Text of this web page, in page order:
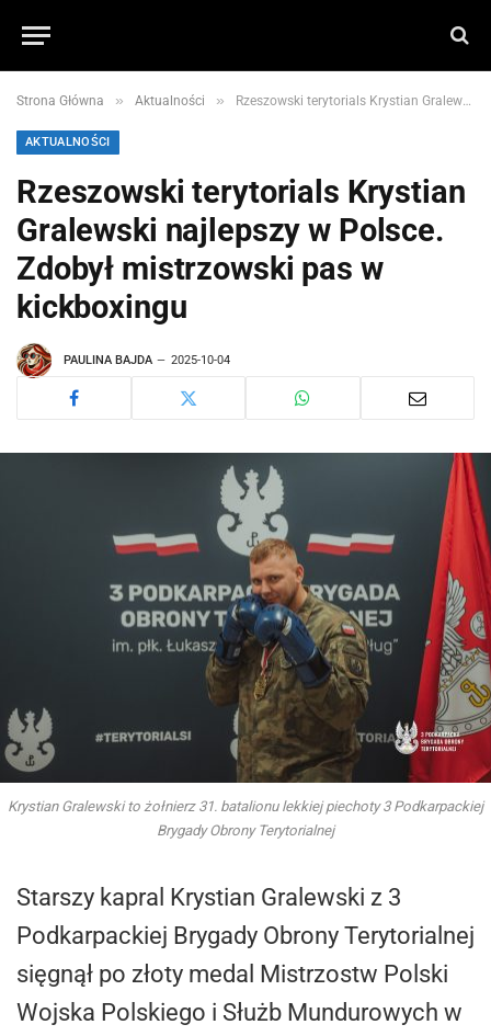
Strona Główna » Aktualności » Rzeszowski terytorials Krystian Gralewski najlepszy w Polsce. Zdobył mistrzowski pas w kickboxingu
AKTUALNOŚCI
Rzeszowski terytorials Krystian
Gralewski najlepszy w Polsce.
Zdobył mistrzowski pas w
kickboxingu
PAULINA BAJDA 2025-10-04
Krystian Gralewski to żołnierz 31. batalionu lekkiej piechoty 3 Podkarpackiej
Brygady Obrony Terytorialnej
Starszy kapral Krystian Gralewski z 3
Podkarpackiej Brygady Obrony Terytorialnej
sięgnął po złoty medal Mistrzostw Polski
Wojska Polskiego i Służb Mundurowych w